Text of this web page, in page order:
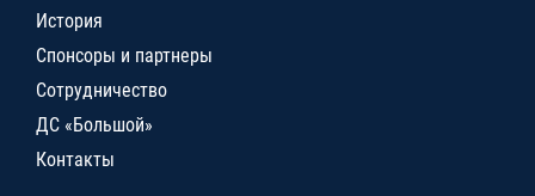
История
Спонсоры и партнеры
Сотрудничество
ДС «Большой»
Контакты